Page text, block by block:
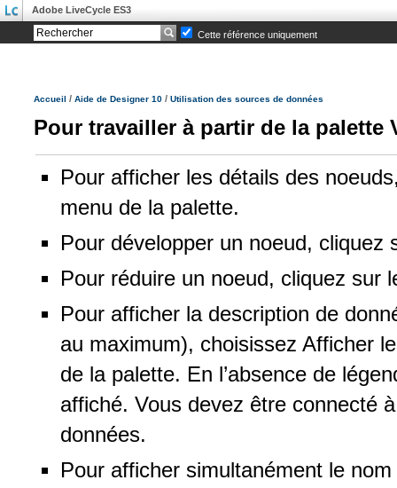
Adobe LiveCycle ES3
Cette référence uniquement
Accueil / Aide de Designer 10 / Utilisation des sources de données
Pour travailler à partir de la palette
Pour afficher les détails des
menu de la palette.
Pour développer un noeud, cliquez
Pour réduire un noeud, cliquez sur
Pour afficher la description de
au maximum), choisissez Afficher
de la palette. En l’absence de
affiché. Vous devez être connecté
données.
Pour afficher simultanément le